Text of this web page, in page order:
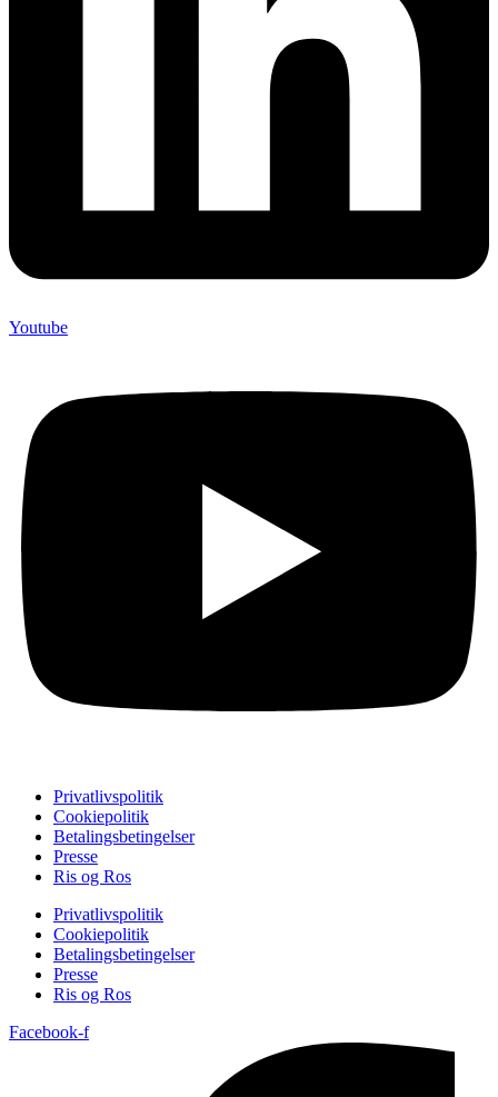
Youtube
Privatlivspolitik
Cookiepolitik
Betalingsbetingelser
Presse
Ris og Ros
Privatlivspolitik
Cookiepolitik
Betalingsbetingelser
Presse
Ris og Ros
Facebook-f